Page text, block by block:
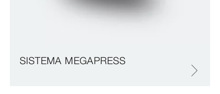
SISTEMA MEGAPRESS